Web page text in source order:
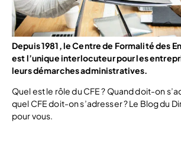
Depuis 1981, le Centre de Formalité des
est l’unique interlocuteur pour les
leurs démarches administratives.
Quel est le rôle du CFE ? Quand doit-on
quel CFE doit-on s’adresser ? Le Blog du
pour vous.